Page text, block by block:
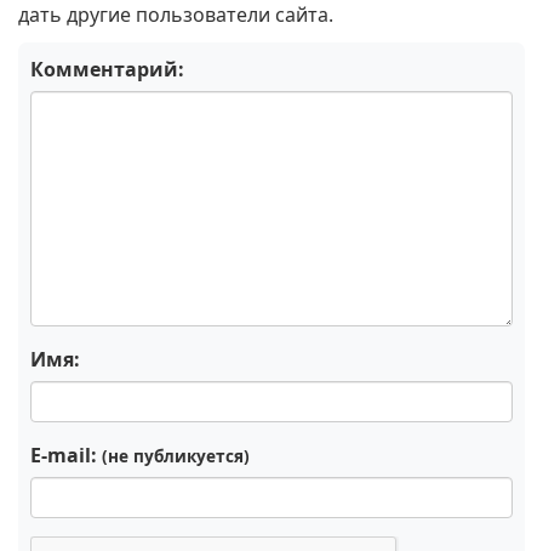
дать другие пользователи сайта.
Комментарий:
Имя:
E-mail: (не публикуется)